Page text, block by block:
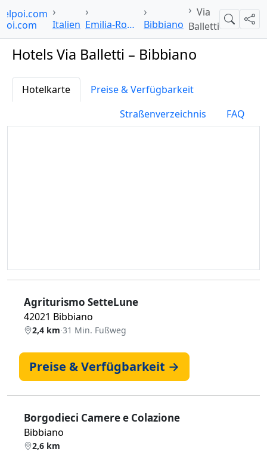
Italien
Emilia-Romagna Bibbiano
Via
Balletti
Suche
Hotels Via Balletti – Bibbiano
Hotelkarte
Preise & Verfügbarkeit
Straßenverzeichnis
FAQ
Agriturismo SetteLune
42021 Bibbiano
2,4 km·31 Min. Fußweg
Preise & Verfügbarkeit →
Borgodieci Camere e Colazione
Bibbiano
2,6 km